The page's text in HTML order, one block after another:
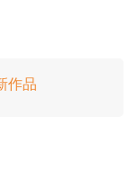
作品